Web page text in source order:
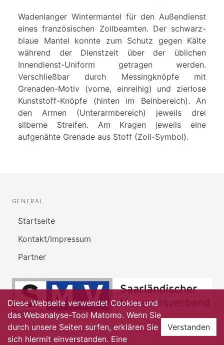
Wadenlanger Wintermantel für den Außendienst
eines französischen Zollbeamten. Der schwarz-
blaue Mantel konnte zum Schutz gegen Kälte
während der Dienstzeit über der üblichen
Innendienst-Uniform getragen werden.
Verschließbar durch Messingknöpfe mit
Grenaden-Motiv (vorne, einreihig) und zierlose
Kunststoff-Knöpfe (hinten im Beinbereich). An
den Armen (Unterarmbereich) jeweils drei
silberne Streifen. Am Kragen jeweils eine
aufgenähte Grenade aus Stoff (Zoll-Symbol).
GENERAL
Startseite
Kontakt/Impressum
Partner
Diese Webseite verwendet Cookies und
das Webanalyse-Tool Matomo. Wenn Sie
durch unsere Seiten surfen, erklären Sie
sich hiermit einverstanden. Eine
Verstanden